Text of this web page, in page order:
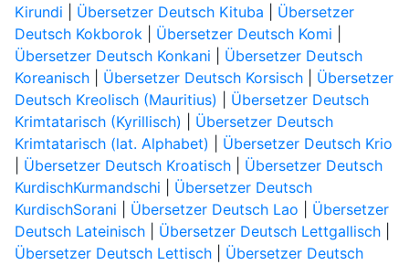
Kirundi
Übersetzer Deutsch Kituba
Übersetzer
Deutsch Kokborok| Übersetzer Deutsch Komi
Übersetzer Deutsch Konkani
Übersetzer Deutsch
Koreanisch| Übersetzer Deutsch Korsisch| Übersetzer
Deutsch Kreolisch (Mauritius)
Übersetzer Deutsch
Krimtatarisch (Kyrillisch)
Übersetzer Deutsch
Krimtatarisch (lat. Alphabet)
Übersetzer Deutsch Krio
Übersetzer Deutsch Kroatisch| Übersetzer Deutsch
KurdischKurmandschi
Übersetzer Deutsch
KurdischSorani
Übersetzer Deutsch Lao
Übersetzer
Deutsch Lateinisch| Übersetzer Deutsch Lettgallisch|
Übersetzer Deutsch Lettisch| Übersetzer Deutsch